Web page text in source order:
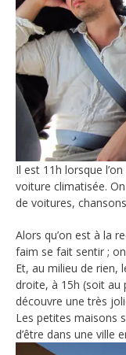
Il est 11h lorsque
voiture climatisée.
de voitures,
Alors qu’on est à la
faim se fait sentir ;
Et, au milieu de rien,
droite, à 15h (soit au
découvre une très
Les petites maisons
d’être dans une ville